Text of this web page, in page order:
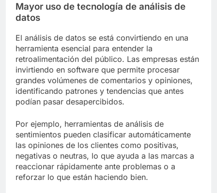
Mayor uso de tecnología de análisis de
datos
El análisis de datos se está convirtiendo en una
herramienta esencial para entender la
retroalimentación del público. Las empresas están
invirtiendo en software que permite procesar
grandes volúmenes de comentarios y opiniones,
identificando patrones y tendencias que antes
podían pasar desapercibidos.
Por ejemplo, herramientas de análisis de
sentimientos pueden clasificar automáticamente
las opiniones de los clientes como positivas,
negativas o neutras, lo que ayuda a las marcas a
reaccionar rápidamente ante problemas o a
reforzar lo que están haciendo bien.